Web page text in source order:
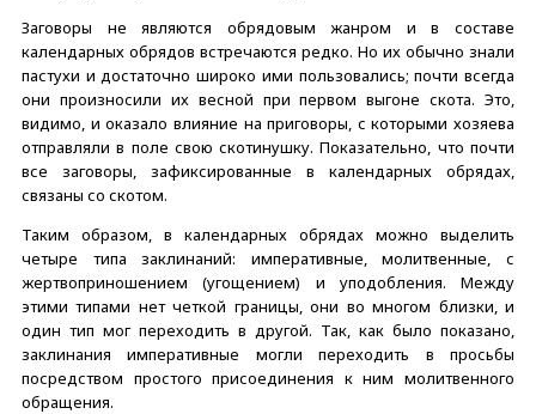
Заговоры не являются обрядовым жанром и в составе
календарных обрядов встречаются редко. Но их обычно знали
пастухи и достаточно широко ими пользовались; почти всегда
они произносили их весной при первом выгоне скота. Это,
видимо, и оказало влияние на приговоры, с которыми хозяева
отправляли в поле свою скотинушку. Показательно, что почти
все заговоры, зафиксированные в календарных обрядах,
связаны со скотом.
Таким образом, в календарных обрядах можно выделить
четыре типа заклинаний: императивные, молитвенные, с
жертвоприношением (угощением) и уподобления. Между
этими типами нет четкой границы, они во многом близки, и
один тип мог переходить в другой. Так, как было показано,
заклинания императивные могли переходить в просьбы
посредством простого присоединения к ним молитвенного
обращения.